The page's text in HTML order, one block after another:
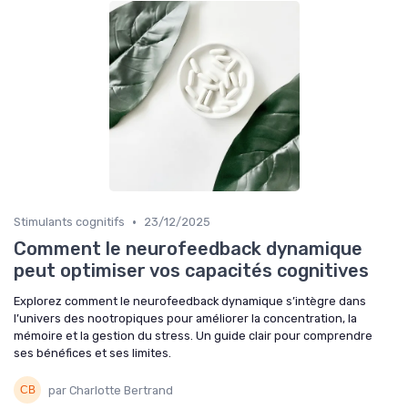
Stimulants cognitifs • 23/12/2025
Comment le neurofeedback dynamique
peut optimiser vos capacités cognitives
Explorez comment le neurofeedback dynamique s’intègre dans
l’univers des nootropiques pour améliorer la concentration, la
mémoire et la gestion du stress. Un guide clair pour comprendre
ses bénéfices et ses limites.
par Charlotte Bertrand